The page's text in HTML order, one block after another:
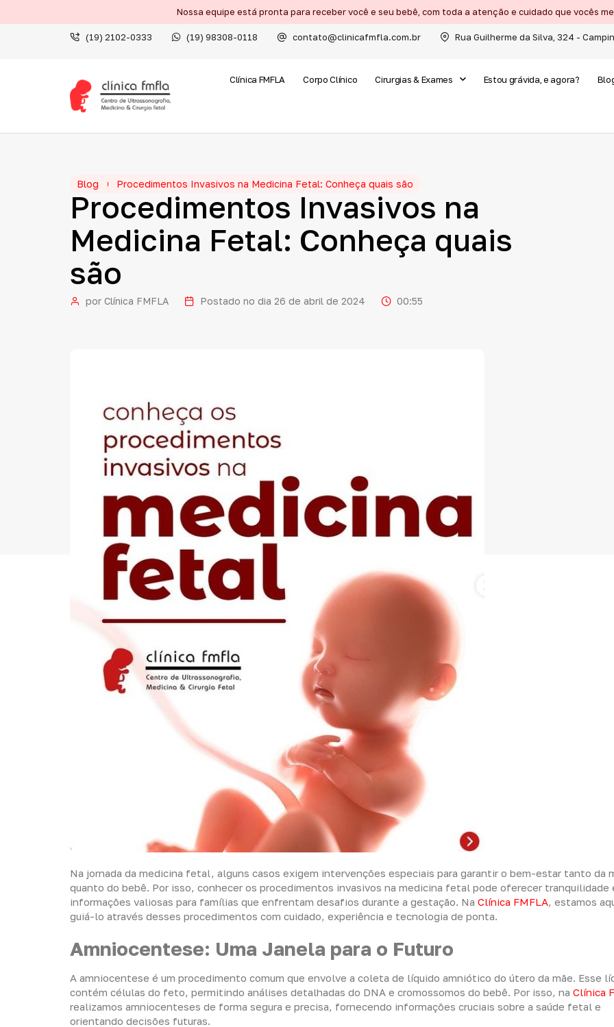
Nossa equipe está pronta para receber você e seu bebê, com toda a atenção e cuidado que vocês
(19) 2102-0333 (19) 98308-0118 contato@clinicafmfla.com.br Rua Guilherme da Silva, 324 -
Clínica FMFLA Corpo Clínico Cirurgias & Exames Estou grávida, e agora?
Blog Procedimentos Invasivos na Medicina Fetal: Conheça quais são
Procedimentos Invasivos na
Medicina Fetal: Conheça quais
são
por Clínica FMFLA Postado no dia 26 de abril de 2024 00:55
Na jornada da medicina fetal, alguns casos exigem intervenções especiais para garantir o bem-estar tanto da
quanto do bebê. Por isso, conhecer os procedimentos invasivos na medicina fetal pode oferecer tranquilidade
informações valiosas para famílias que enfrentam desafios durante a gestação. Na Clínica FMFLA, estamos
guiá-lo através desses procedimentos com cuidado, experiência e tecnologia de ponta.
Amniocentese: Uma Janela para o Futuro
A amniocentese é um procedimento comum que envolve a coleta de líquido amniótico do útero da mãe. Esse
contém células do feto, permitindo análises detalhadas do DNA e cromossomos do bebê. Por isso, na Clínica
realizamos amniocenteses de forma segura e precisa, fornecendo informações cruciais sobre a saúde fetal e
orientando decisões futuras.